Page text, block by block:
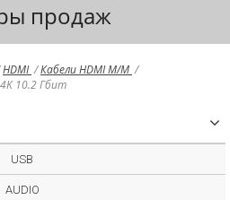
продаж
HDMI /Кабели HDMI M/M /
4K 10.2 Гбит
USB
AUDIO